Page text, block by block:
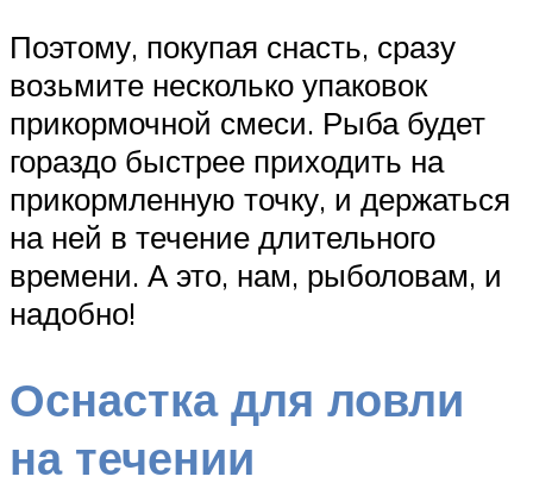
Поэтому, покупая снасть, сразу
возьмите несколько упаковок
прикормочной смеси. Рыба будет
гораздо быстрее приходить на
прикормленную точку, и держаться
на ней в течение длительного
времени. А это, нам, рыболовам, и
надобно!
Оснастка для ловли
на течении